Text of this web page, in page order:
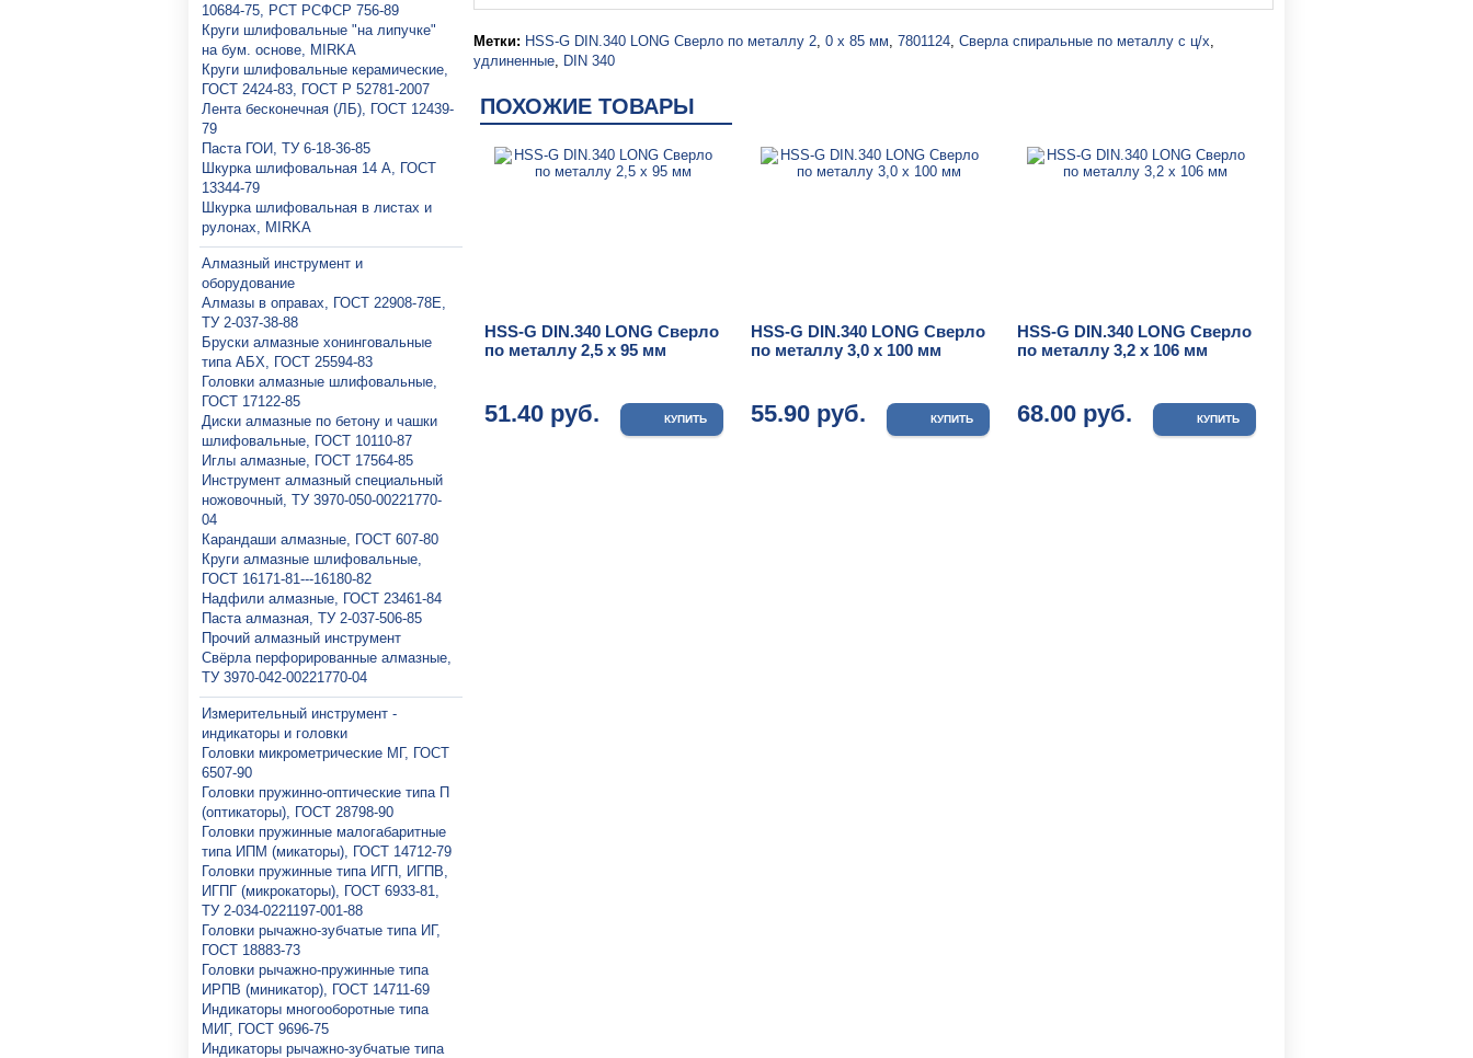
10684-75, РСТ РСФСР 756-89
Круги шлифовальные "на липучке"
на бум. основе, MIRKA
Круги шлифовальные керамические,
ГОСТ 2424-83, ГОСТ P 52781-2007
Лента бесконечная (ЛБ), ГОСТ 12439-
79
Паста ГОИ, ТУ 6-18-36-85
Шкурка шлифовальная 14 А, ГОСТ
13344-79
Шкурка шлифовальная в листах и
рулонах, MIRKA
Алмазный инструмент и
оборудование
Алмазы в оправах, ГОСТ 22908-78Е,
ТУ 2-037-38-88
Бруски алмазные хонинговальные
типа АБХ, ГОСТ 25594-83
Головки алмазные шлифовальные,
ГОСТ 17122-85
Диски алмазные по бетону и чашки
шлифовальные, ГОСТ 10110-87
Иглы алмазные, ГОСТ 17564-85
Инструмент алмазный специальный
ножовочный, ТУ 3970-050-00221770-
04
Карандаши алмазные, ГОСТ 607-80
Круги алмазные шлифовальные,
ГОСТ 16171-81---16180-82
Надфили алмазные, ГОСТ 23461-84
Паста алмазная, ТУ 2-037-506-85
Прочий алмазный инструмент
Свёрла перфорированные алмазные,
ТУ 3970-042-00221770-04
Измерительный инструмент -
индикаторы и головки
Головки микрометрические МГ, ГОСТ
6507-90
Головки пружинно-оптические типа П
(оптикаторы), ГОСТ 28798-90
Головки пружинные малогабаритные
типа ИПМ (микаторы), ГОСТ 14712-79
Головки пружинные типа ИГП, ИГПВ,
ИГПГ (микрокаторы), ГОСТ 6933-81,
ТУ 2-034-0221197-001-88
Головки рычажно-зубчатые типа ИГ,
ГОСТ 18883-73
Головки рычажно-пружинные типа
ИРПВ (миникатор), ГОСТ 14711-69
Индикаторы многооборотные типа
МИГ, ГОСТ 9696-75
Индикаторы рычажно-зубчатые типа
Метки: HSS-G DIN.340 LONG Сверло по металлу 2, 0 х 85 мм, 7801124, Сверла спиральные по металлу с ц/х,
удлиненные, DIN 340
ПОХОЖИЕ ТОВАРЫ
HSS-G DIN.340 LONG Сверло
по металлу 2,5 х 95 мм
51.40 руб.
HSS-G DIN.340 LONG Сверло
по металлу 3,0 х 100 мм
55.90 руб.
HSS-G DIN.340 LONG Сверло
по металлу 3,2 х 106 мм
68.00 руб.